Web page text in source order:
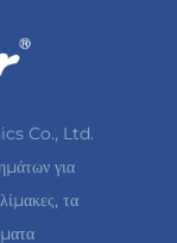
Co., Ltd.
για
τα